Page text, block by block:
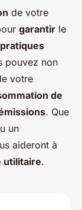
de votre
garantir le
pratiques
pouvez non
votre
de
. Que
un
aideront à
utilitaire.